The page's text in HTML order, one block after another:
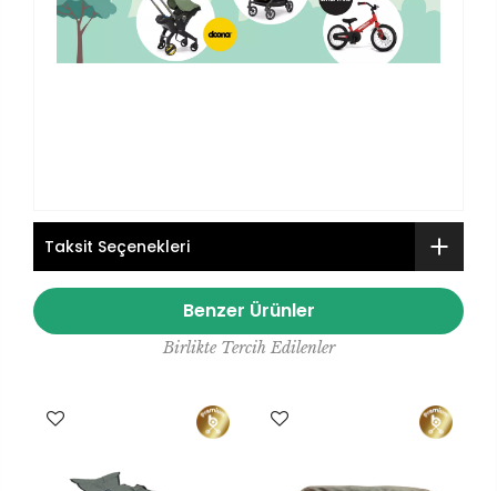
Taksit Seçenekleri
Benzer Ürünler
Birlikte Tercih Edilenler